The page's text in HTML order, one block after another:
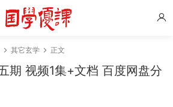
其它玄学 正文
期 视频1集+文档 百度网盘分